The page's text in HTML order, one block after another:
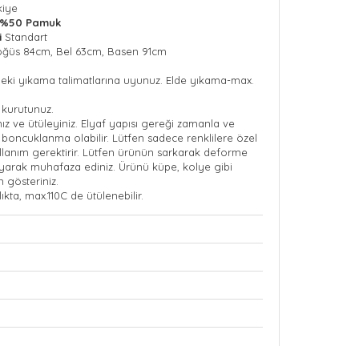
Pamuk
Standart
84cm, Bel 63cm, Basen 91cm
yıkama talimatlarına uyunuz. Elde yıkama-max.
ve ütüleyiniz. Elyaf yapısı gereği zamanla ve
boncuklanma olabilir. Lütfen sadece renklilere özel
gerektirir. Lütfen ürünün sarkarak deforme
muhafaza ediniz. Ürünü küpe, kolye gibi
gösteriniz.
max.110C de ütülenebilir.